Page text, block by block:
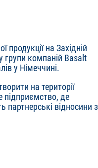
на Західній
групи компаній Basalt
у Німеччині.
на території
підприємство, де
партнерські відносини з